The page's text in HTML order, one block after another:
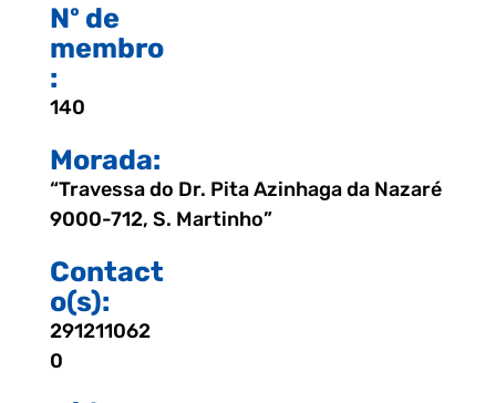
Nº de
membro
:
140
Morada:
“Travessa do Dr. Pita Azinhaga da Nazaré
9000-712, S. Martinho”
Contact
o(s):
291211062
0